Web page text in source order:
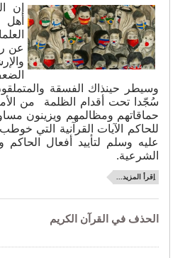
إن
عن
وسيطر حينذاك الفسقة
سُجّدا تحت أقدام الظلمة من
حماقاتهم ومظالمهم ويزينون
للحاكم الآيات القرآنية التي
عليه وسلم لتأييد أفعال الحاكم
الشرعية.
اِقرأ المزيد...
الحذف في القرآن الكريم